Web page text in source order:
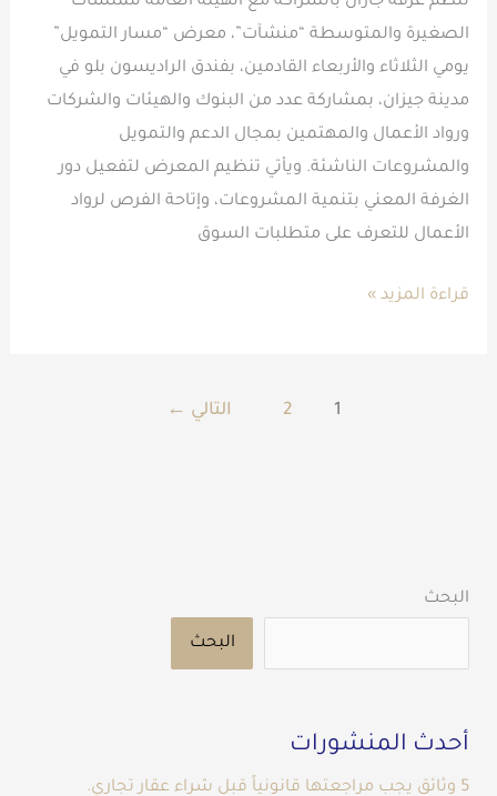
الصغيرة والمتوسطة “منشآت”، معرض “مسار التمويل”
يومي الثلاثاء والأربعاء القادمين، بفندق الراديسون بلو في
مدينة جيزان، بمشاركة عدد من البنوك والهيئات والشركات
ورواد الأعمال والمهتمين بمجال الدعم والتمويل
والمشروعات الناشئة. ويأتي تنظيم المعرض لتفعيل دور
الغرفة المعني بتنمية المشروعات، وإتاحة الفرص لرواد
الأعمال للتعرف على متطلبات السوق
قراءة المزيد »
1
2 التالي ←
البحث
البحث
أحدث المنشورات
5 وثائق يجب مراجعتها قانونياً قبل شراء عقار تجاري.